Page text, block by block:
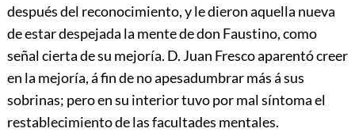
después del reconocimiento, y le dieron aquella nueva
de estar despejada la mente de don Faustino, como
señal cierta de su mejoría. D. Juan Fresco aparentó creer
en la mejoría, á fin de no apesadumbrar más á sus
sobrinas; pero en su interior tuvo por mal síntoma el
restablecimiento de las facultades mentales.